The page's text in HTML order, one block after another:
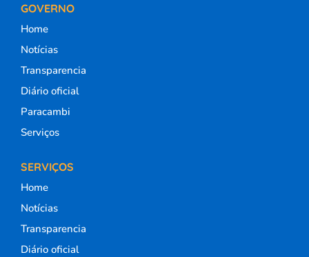
GOVERNO
Home
Notícias
Transparencia
Diário oficial
Paracambi
Serviços
SERVIÇOS
Home
Notícias
Transparencia
Diário oficial